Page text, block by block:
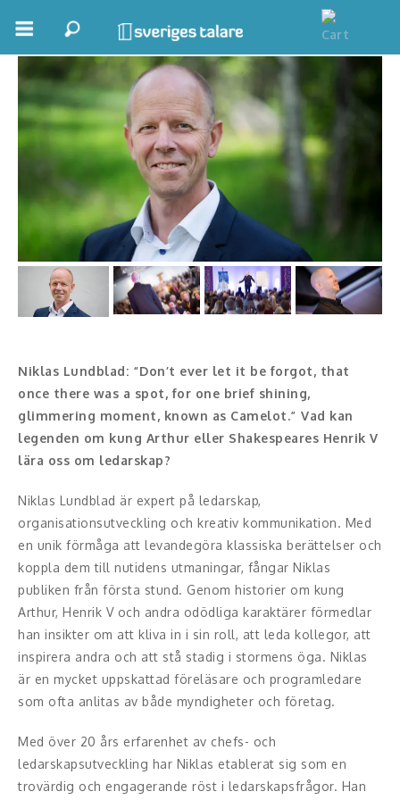
Boka ett möte
Samhällsnytta
Inspiration
Inspirerande Föreläsare
Personlig utveckling, målsättning
Life Stories & Trivsel
Keynote
Moderator
Konferencier
Radio och TV-profiler
Event
Humoristiska föredrag
Ljus och belysning
Konst
Niklas Lundblad
Niklas Lundblad: “Don’t ever let it be forgot, that
once there was a spot, for one brief shining,
glimmering moment, known as Camelot.” Vad kan
legenden om kung Arthur eller Shakespeares Henrik V
lära oss om ledarskap?
Niklas Lundblad är expert på ledarskap,
organisationsutveckling och kreativ kommunikation. Med
en unik förmåga att levandegöra klassiska berättelser och
koppla dem till nutidens utmaningar, fångar Niklas
publiken från första stund. Genom historier om kung
Arthur, Henrik V och andra odödliga karaktärer förmedlar
han insikter om att kliva in i sin roll, att leda kollegor, att
inspirera andra och att stå stadig i stormens öga. Niklas
är en mycket uppskattad föreläsare och programledare
som ofta anlitas av både myndigheter och företag.
Med över 20 års erfarenhet av chefs- och
ledarskapsutveckling har Niklas etablerat sig som en
trovärdig och engagerande röst i ledarskapsfrågor. Han